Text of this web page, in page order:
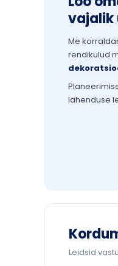
vajalik
Me
rendikulud
lahenduse
Leidsid